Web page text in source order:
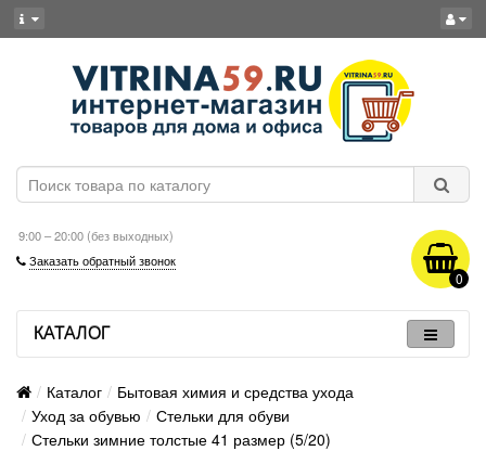
9:00 – 20:00 (без выходных)
Заказать обратный звонок
0
КАТАЛОГ
Каталог
Бытовая химия и средства ухода
Уход за обувью
Стельки для обуви
Стельки зимние толстые 41 размер (5/20)